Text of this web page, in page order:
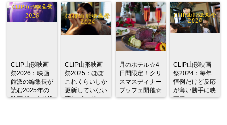
CLIP山形映画
祭2026：映画
館派の編集長が
読む2025年の
映画ざっくり総
CLIP山形映画
祭2025：ほぼ
これくらいしか
更新していない
変なブログ
月のホテル☆4
日間限定！クリ
スマスディナー
ブッフェ開催☆
CLIP山形映画
祭2024：毎年
恒例だけど反応
が薄い勝手に映
画祭